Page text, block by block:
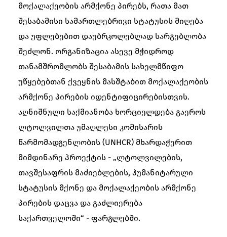
მოქალაქეობის არმქონე პირებს, რათა მათ
შესაბამისი სამართლებრივი სტატუსის მიღება
და უფლებებით დაუბრკოლებლად სარგებლობა
შეძლონ. ორგანიზაცია ასევე მჭიდროდ
თანამშრომლობს შესაბამის სახელმწიფო
უწყებებთან ქვეყნის მასშტაბით მოქალაქეობის
არმქონე პირების იდენტიფიცირებისთვის.
აღნიშნული საქმიანობა ხორციელდება გაეროს
ლტოლვილთა უმაღლესი კომისარის
წარმომადგენლობის (UNHCR) მხარდაჭერით
მიმდინარე პროექტის - „ლტოლვილების,
თავშესაფრის მაძიებლების, ჰუმანიტარული
სტატუსის მქონე და მოქალაქეობის არმქონე
პირების დაცვა და გაძლიერება
საქართველოში“ - ფარგლებში.